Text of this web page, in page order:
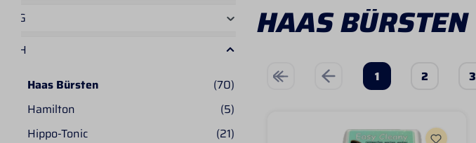
G
H
(70)
Haas Bürsten
(5)
Hamilton
(21)
Hippo-Tonic
HAAS BÜRSTEN
1 2 3